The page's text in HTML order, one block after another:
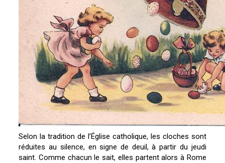
Selon la tradition de l’Église catholique, les cloches sont
réduites au silence, en signe de deuil, à partir du jeudi
saint. Comme chacun le sait, elles partent alors à Rome